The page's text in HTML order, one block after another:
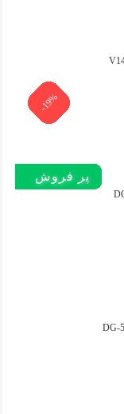
-5%
پر فروش‌
-5%
-19%
پر فروش‌
-19%
-5%
پر فروش‌
-5%
-5%
پر فروش‌
-19%
پر بازدید
-19%
-19%
-19%
پر فروش‌
-19%